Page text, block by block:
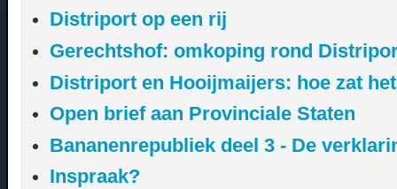
Distriport op een rij
Gerechtshof: omkoping rond
Distriport en Hooijmaijers: hoe zat
Open brief aan Provinciale Staten
Bananenrepubliek deel 3 - De
Inspraak?